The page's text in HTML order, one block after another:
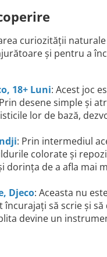
curiozității
și pentru a
18+ Luni: Acest joc
desene simple și
lor de bază,
: Prin intermediul
colorate și
de a afla mai
Djeco: Aceasta nu
să scrie și să
devine un